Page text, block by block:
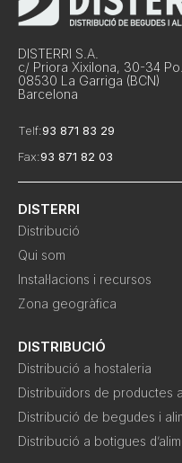
DISTERRI S.A.
c/ Priora Xixilona, 30-34 Po.
08530 La Garriga (BCN)
Barcelona
Telf:93 871 83 29
Fax:93 871 82 03
DISTERRI
Distribució
Qui som
Instal·lacions i recursos
Zona geogràfica
DISTRIBUCIÓ
Distribució a hostaleria
Distribuïdors de productes
Distribució de begudes i
Distribució a botigues